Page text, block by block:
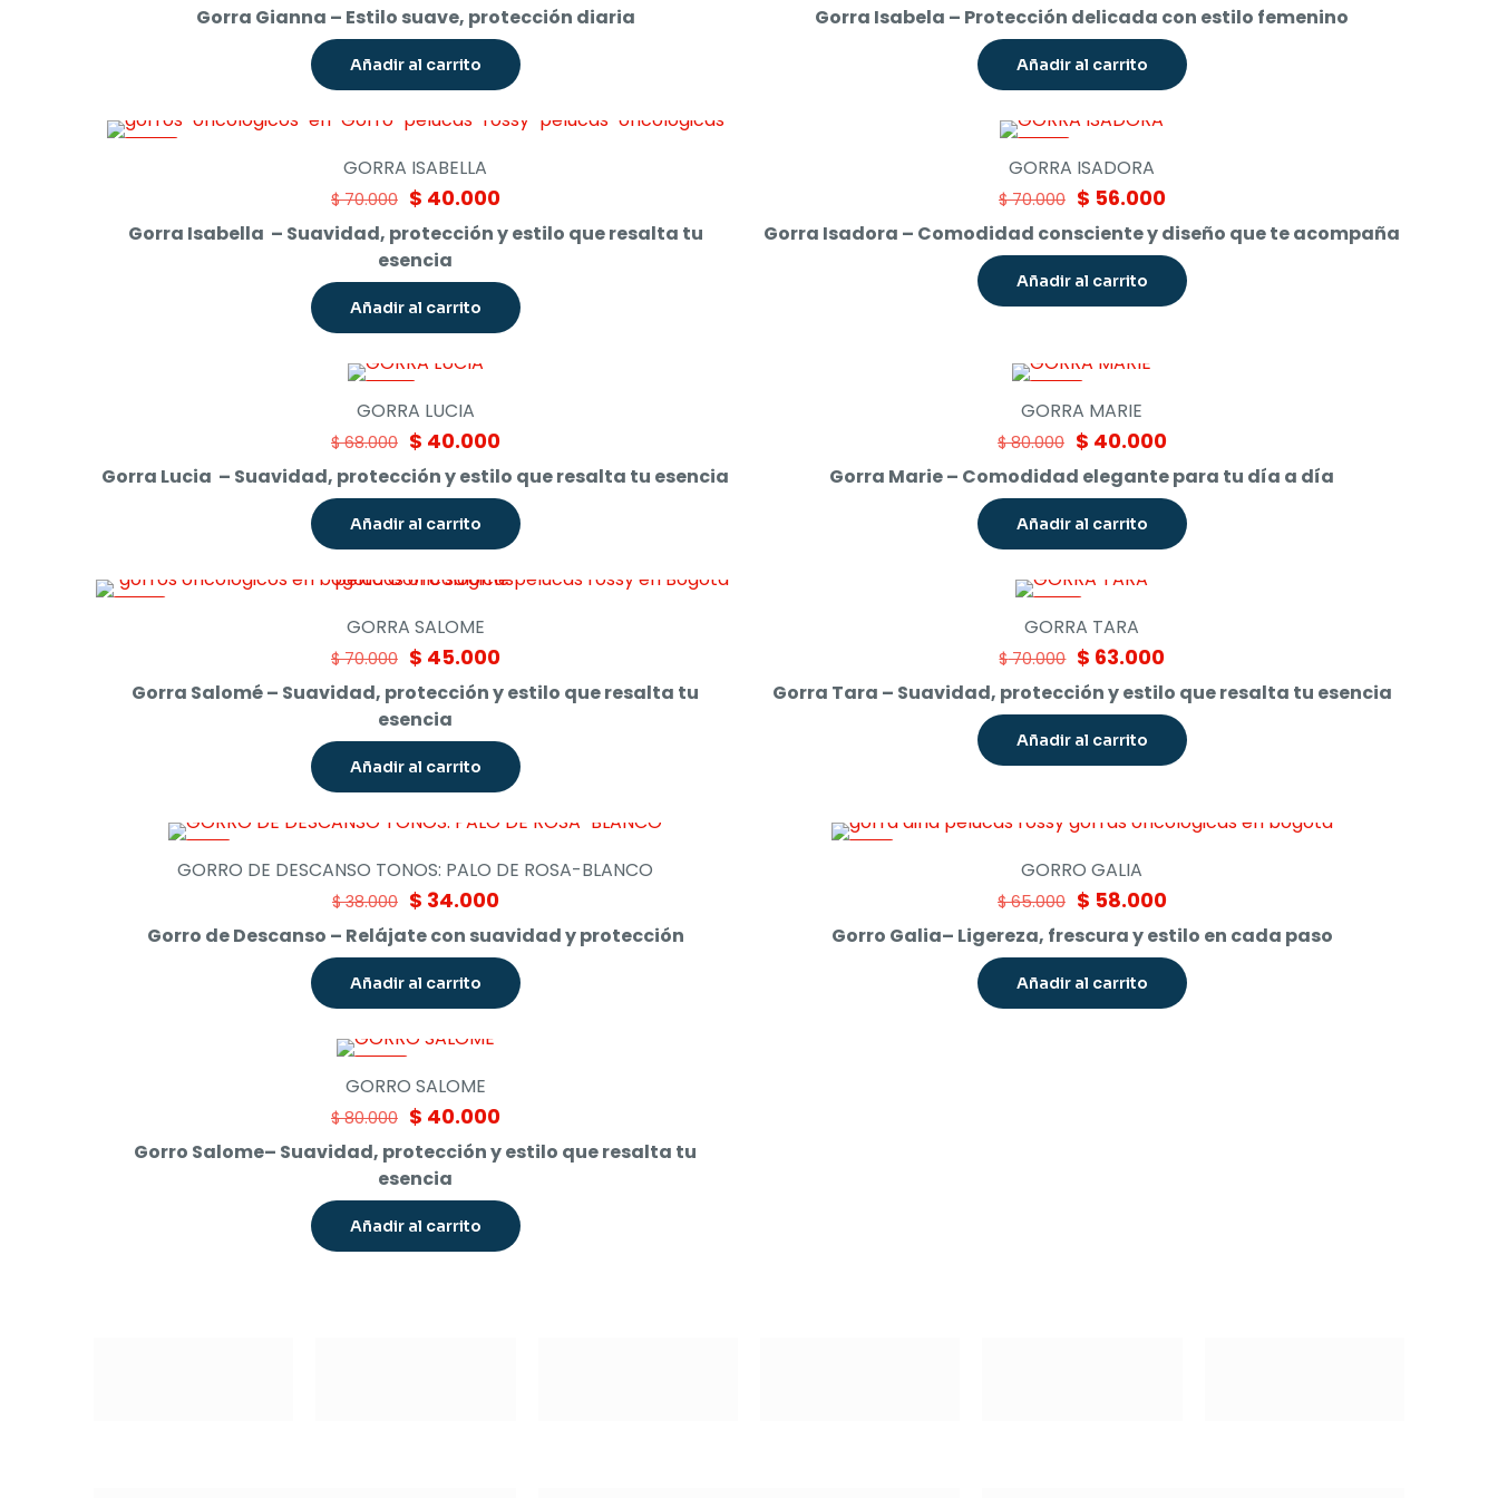
price
was:
$ 70.000.
price
is:
$ 59.000.
Gorra Gianna – Estilo suave, protección diaria
Añadir al carrito
price
was:
$ 65.000.
price
is:
$ 58.000.
Gorra Isabela – Protección delicada con estilo femenino
Añadir al carrito
GORRA ISABELLA
$70.000 Original
price
was:
$ 70.000.
$ 40.000Current
price
is:
$ 40.000.
Gorra Isabella – Suavidad, protección y estilo que resalta tu
esencia
Añadir al carrito
GORRA ISADORA
$70.000 Original
price
was:
$ 70.000.
$ 56.000Current
price
is:
$ 56.000.
Gorra Isadora – Comodidad consciente y diseño que te acompaña
Añadir al carrito
GORRA LUCIA
$68.000 Original
price
was:
$ 68.000.
$ 40.000Current
price
is:
$ 40.000.
Gorra Lucia – Suavidad, protección y estilo que resalta tu esencia
Añadir al carrito
GORRA MARIE
$80.000 Original
price
was:
$ 80.000.
$ 40.000Current
price
is:
$ 40.000.
Gorra Marie – Comodidad elegante para tu día a día
Añadir al carrito
GORRA SALOME
$70.000 Original
price
was:
$ 70.000.
$ 45.000Current
price
is:
$ 45.000.
Gorra Salomé – Suavidad, protección y estilo que resalta tu
esencia
Añadir al carrito
GORRA TARA
$70.000 Original
price
was:
$ 70.000.
$ 63.000Current
price
is:
$ 63.000.
Gorra Tara – Suavidad, protección y estilo que resalta tu esencia
Añadir al carrito
GORRO DE DESCANSO TONOS: PALO DE ROSA-BLANCO
$38.000 Original
price
was:
$ 38.000.
$ 34.000Current
price
is:
$ 34.000.
Gorro de Descanso – Relájate con suavidad y protección
Añadir al carrito
GORRO GALIA
$65.000 Original
price
was:
$ 65.000.
$ 58.000Current
price
is:
$ 58.000.
Gorro Galia– Ligereza, frescura y estilo en cada paso
Añadir al carrito
GORRO SALOME
$80.000 Original
price
was:
$ 80.000.
$ 40.000Current
price
$ 40.000.
Gorro Salome– Suavidad, protección y estilo que resalta tu
esencia
Añadir al carrito